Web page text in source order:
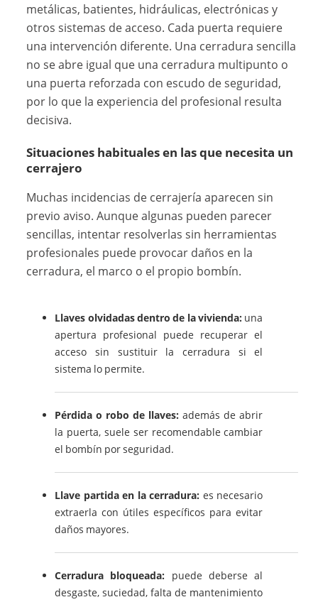
metálicas, batientes, hidráulicas, electrónicas y
otros sistemas de acceso. Cada puerta requiere
una intervención diferente. Una cerradura sencilla
no se abre igual que una cerradura multipunto o
una puerta reforzada con escudo de seguridad,
por lo que la experiencia del profesional resulta
decisiva.
Situaciones habituales en las que necesita un
cerrajero
Muchas incidencias de cerrajería aparecen sin
previo aviso. Aunque algunas pueden parecer
sencillas, intentar resolverlas sin herramientas
profesionales puede provocar daños en la
cerradura, el marco o el propio bombín.
Llaves olvidadas dentro de la vivienda: una
apertura profesional puede recuperar el
acceso sin sustituir la cerradura si el
sistema lo permite.
Pérdida o robo de llaves: además de abrir
la puerta, suele ser recomendable cambiar
el bombín por seguridad.
Llave partida en la cerradura: es necesario
extraerla con útiles específicos para evitar
daños mayores.
Cerradura bloqueada: puede deberse al
desgaste, suciedad, falta de mantenimiento